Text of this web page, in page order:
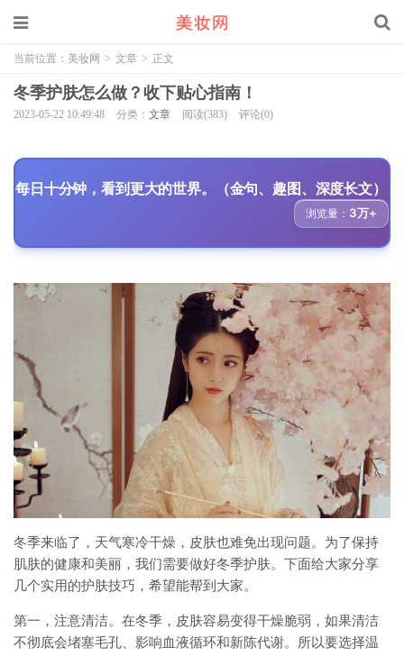
当前位置： 美妆网 > 文章 > 正文
冬季护肤怎么做？收下贴心指南！
2023-05-22 10:49:48 分类： 文章 阅读(383) 评论(0)
每日十分钟，看到更大的世界。（金句、趣图、深度长文）
浏览量： 3万+
冬季来临了，天气寒冷干燥，皮肤也难免出现问题。为了保持
肌肤的健康和美丽，我们需要做好冬季护肤。下面给大家分享
几个实用的护肤技巧，希望能帮到大家。
第一，注意清洁。在冬季，皮肤容易变得干燥脆弱，如果清洁
不彻底会堵塞毛孔、影响血液循环和新陈代谢。所以要选择温